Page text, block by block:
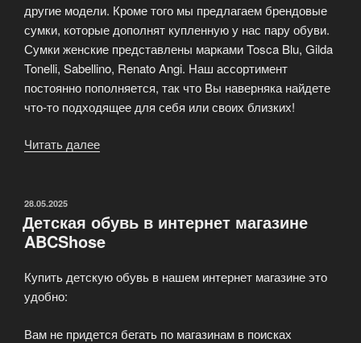
другие модели. Кроме того мы предлагаем брендовые
сумки, которые дополнят купленную у нас пару обуви.
Сумки женские представлены марками Tosca Blu, Gilda
Tonelli, Sabellino, Renato Angi. Наш ассортимент
постоянно пополняется, так что Вы наверняка найдете
что-то подходящее для себя или своих близких!
Читать далее
—
«Азбука
ОПУБЛИКОВАНО
28.05.2025
Детская обувь в интернет магазине
ABCShose
Купить детскую обувь в нашем интернет магазине это
удобно:
Вам не придется бегать по магазинам в поисках